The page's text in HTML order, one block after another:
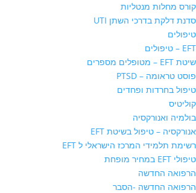
קורס מחלות מנטליות
סדנת דלקת בדרכי השתן UTI
טיפולים
EFT – טיפולים
שיטת EFT – מטופלים מספרים
פוסט טראומה – PTSD
טיפול בחרדות ופחדים
קוליטיס
בולמיה ואנורקסיה
אנורקסיה – טיפול בשיטת EFT
רשימת תלמידי המרכז הישראלי ל EFT
טיפולי EFT במחיר מופחת
הרפואה החדשה
הרפואה החדשה -הסבר